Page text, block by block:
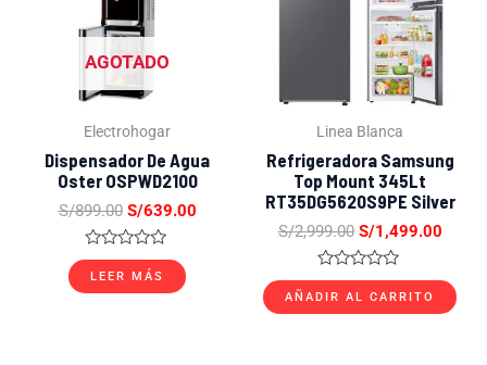
AGOTADO
Electrohogar
Dispensador De Agua
Oster OSPWD2100
S/899.00 S/639.00
Valorado
con
0
LEER MÁS
Linea Blanca
Refrigeradora Samsung
Top Mount 345Lt
RT35DG5620S9PE Silver
S/2,999.00 S/1,499.00
Valorado
con
0
AÑADIR AL CARRITO